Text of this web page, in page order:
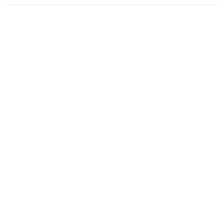
consideró que esta transición permitirá trabajar con mayor